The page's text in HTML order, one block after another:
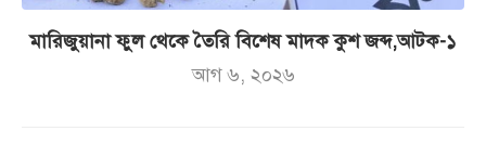
মারিজুয়ানা ফুল থেকে তৈরি বিশেষ মাদক কুশ জব্দ,আটক-১
আগ ৬, ২০২৬